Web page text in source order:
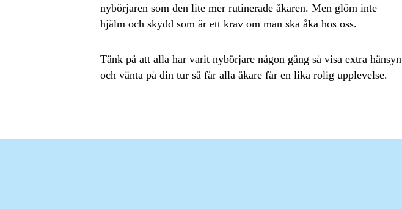
nybörjaren som den lite mer rutinerade åkaren. Men glöm inte
hjälm och skydd som är ett krav om man ska åka hos oss.
Tänk på att alla har varit nybörjare någon gång så visa extra hänsyn
och vänta på din tur så får alla åkare får en lika rolig upplevelse.